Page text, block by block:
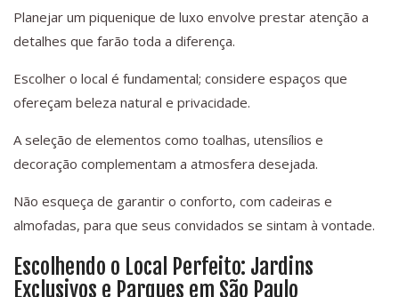
Planejar um piquenique de luxo envolve prestar atenção a
detalhes que farão toda a diferença.
Escolher o local é fundamental; considere espaços que
ofereçam beleza natural e privacidade.
A seleção de elementos como toalhas, utensílios e
decoração complementam a atmosfera desejada.
Não esqueça de garantir o conforto, com cadeiras e
almofadas, para que seus convidados se sintam à vontade.
Escolhendo o Local Perfeito: Jardins
Exclusivos e Parques em São Paulo